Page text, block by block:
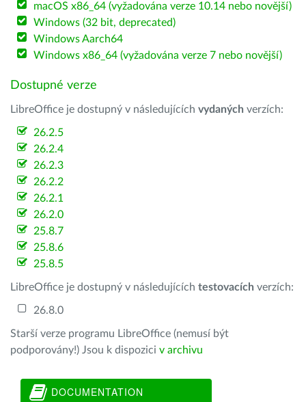
macOS x86_64 (vyžadována verze 10.14 nebo novější)
Windows (32 bit, deprecated)
Windows Aarch64
Windows x86_64 (vyžadována verze 7 nebo novější)
Dostupné verze
LibreOffice je dostupný v následujících vydaných verzích:
26.2.5
26.2.4
26.2.3
26.2.2
26.2.1
26.2.0
25.8.7
25.8.6
25.8.5
LibreOffice je dostupný v následujících testovacích verzích:
26.8.0
Starší verze programu LibreOffice (nemusí být
podporovány!) Jsou k dispozici v archivu
DOCUMENTATION